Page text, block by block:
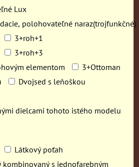
Lux
polohovateľné naraz(trojfunkčné)
3+roh+1
3+roh+3
elementom
3+Ottoman
Dvojsed s leňoškou
dielcami tohoto istého modelu
Látkový poťah
kombinovaný s jednofarebným